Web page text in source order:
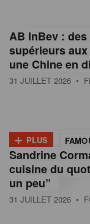
n
o
m
a
AB InBev :
supérieurs
une Chine en
31 JUILLET 2026 •
+ PLUS
Sandrine
cuisine du
un peu”
31 JUILLET 2026 •